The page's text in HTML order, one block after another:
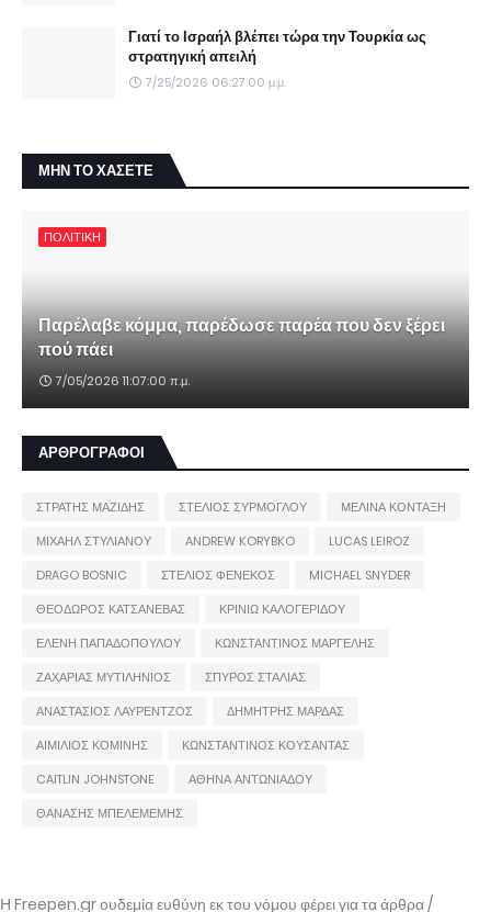
Γιατί το Ισραήλ βλέπει τώρα την Τουρκία ως
στρατηγική απειλή
7/25/2026 06:27:00 μ.μ.
ΜΗΝ ΤΟ ΧΑΣΕΤΕ
ΠΟΛΙΤΙΚΗ
Παρέλαβε κόμμα, παρέδωσε παρέα που δεν ξέρει
πού πάει
7/05/2026 11:07:00 π.μ.
ΑΡΘΡΟΓΡΑΦΟΙ
ΣΤΡΑΤΗΣ ΜΑΖΙΔΗΣ ΣΤΕΛΙΟΣ ΣΥΡΜΟΓΛΟΥ
ΜΕΛΙΝΑ ΚΟΝΤΑΞΗ
ΜΙΧΑΗΛ ΣΤΥΛΙΑΝΟΥ
ANDREW KORYBKO
LUCAS LEIROZ
DRAGO BOSNIC
ΣΤΕΛΙΟΣ ΦΕΝΕΚΟΣ
MICHAEL SNYDER
ΘΕΟΔΩΡΟΣ ΚΑΤΣΑΝΕΒΑΣ
ΚΡΙΝΙΩ ΚΑΛΟΓΕΡΙΔΟΥ
ΕΛΕΝΗ ΠΑΠΑΔΟΠΟΥΛΟΥ
ΚΩΝΣΤΑΝΤΙΝΟΣ ΜΑΡΓΕΛΗΣ
ΖΑΧΑΡΙΑΣ ΜΥΤΙΛΗΝΙΟΣ
ΣΠΥΡΟΣ ΣΤΑΛΙΑΣ
ΑΝΑΣΤΑΣΙΟΣ ΛΑΥΡΕΝΤΖΟΣ
ΔΗΜΗΤΡΗΣ ΜΑΡΔΑΣ
ΑΙΜΙΛΙΟΣ ΚΟΜΙΝΗΣ
ΚΩΝΣΤΑΝΤΙΝΟΣ ΚΟΥΣΑΝΤΑΣ
CAITLIN JOHNSTONE
ΑΘΗΝΑ ΑΝΤΩΝΙΑΔΟΥ
ΘΑΝΑΣΗΣ ΜΠΕΛΕΜΕΜΗΣ
Η Freepen.gr ουδεμία ευθύνη εκ του νόμου φέρει για τα άρθρα /